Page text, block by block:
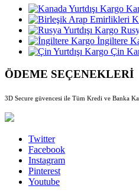
İngiltere
Çin
ÖDEME SEÇENEKLERİ
3D Secure güvencesi ile Tüm Kredi ve Banka
Twitter
Facebook
Instagram
Pinterest
Youtube